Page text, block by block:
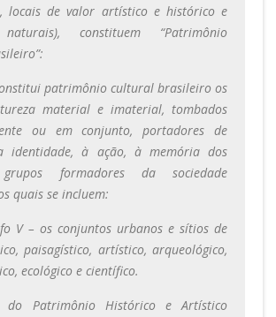
locais de valor artístico e histórico e
naturais), constituem “Patrimônio
patrimônio cultural brasileiro os
material e imaterial, tombados
ou em conjunto, portadores de
identidade, à ação, à memória dos
formadores da sociedade
quais se incluem:
V – os conjuntos urbanos e sítios de
paisagístico, artístico, arqueológico,
ecológico e científico.
do Patrimônio Histórico e Artístico